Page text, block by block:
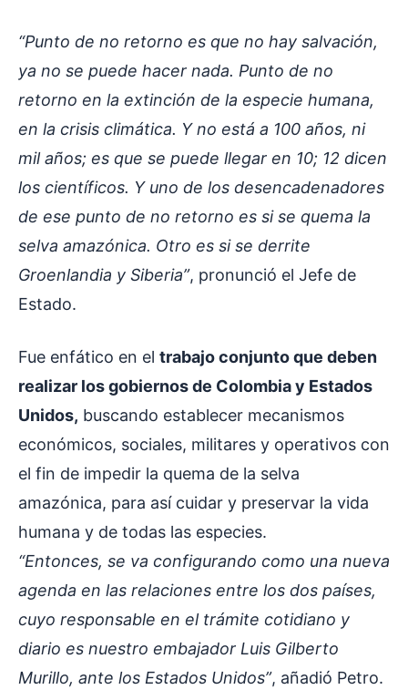
“Punto de no retorno es que no hay salvación,
ya no se puede hacer nada. Punto de no
retorno en la extinción de la especie humana,
en la crisis climática. Y no está a 100 años, ni
mil años; es que se puede llegar en 10; 12 dicen
los científicos. Y uno de los desencadenadores
de ese punto de no retorno es si se quema la
selva amazónica. Otro es si se derrite
Groenlandia y Siberia”, pronunció el Jefe de
Estado.
Fue enfático en el trabajo conjunto que deben
realizar los gobiernos de Colombia y Estados
Unidos, buscando establecer mecanismos
económicos, sociales, militares y operativos con
el fin de impedir la quema de la selva
amazónica, para así cuidar y preservar la vida
humana y de todas las especies.
“Entonces, se va configurando como una nueva
agenda en las relaciones entre los dos países,
cuyo responsable en el trámite cotidiano y
diario es nuestro embajador Luis Gilberto
Murillo, ante los Estados Unidos”, añadió Petro.